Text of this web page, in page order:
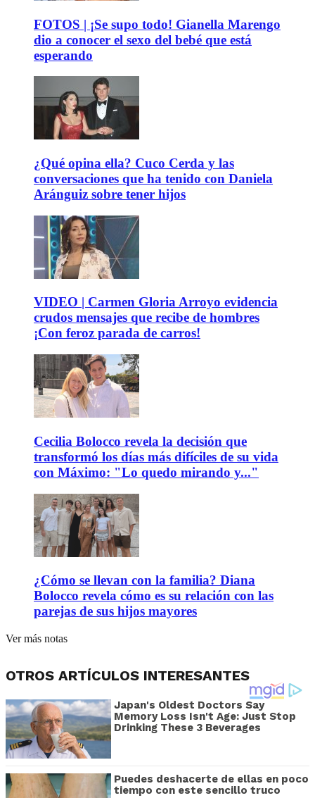
FOTOS | ¡Se supo todo! Gianella Marengo
dio a conocer el sexo del bebé que está
esperando
¿Qué opina ella? Cuco Cerda y las
conversaciones que ha tenido con Daniela
Aránguiz sobre tener hijos
VIDEO | Carmen Gloria Arroyo evidencia
crudos mensajes que recibe de hombres
¡Con feroz parada de carros!
Cecilia Bolocco revela la decisión que
transformó los días más difíciles de su vida
con Máximo: "Lo quedo mirando y..."
¿Cómo se llevan con la familia? Diana
Bolocco revela cómo es su relación con las
parejas de sus hijos mayores
Ver más notas
OTROS ARTÍCULOS INTERESANTES
Japan's Oldest Doctors Say
Memory Loss Isn't Age: Just Stop
Drinking These 3 Beverages
Puedes deshacerte de ellas en poco
tiempo con este sencillo truco